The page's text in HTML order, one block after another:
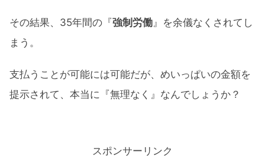
その結果、35年間の『強制労働 』を余儀なくされてし
まう。
支払うことが可能には可能だが、めいっぱいの金額を
提示されて、本当に『無理なく』なんでしょうか？
スポンサーリンク